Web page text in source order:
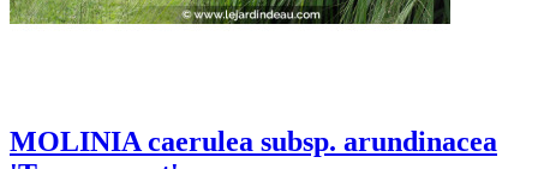
MOLINIA caerulea subsp. arundinacea